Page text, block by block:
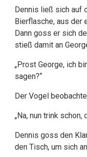
Dennis ließ sich auf
Bierflasche, aus der
Dann goss er sich
stieß damit an
„Prost George, ich
sagen?“
Der Vogel
„Na, nun trink
Dennis goss den
den Tisch, um sich